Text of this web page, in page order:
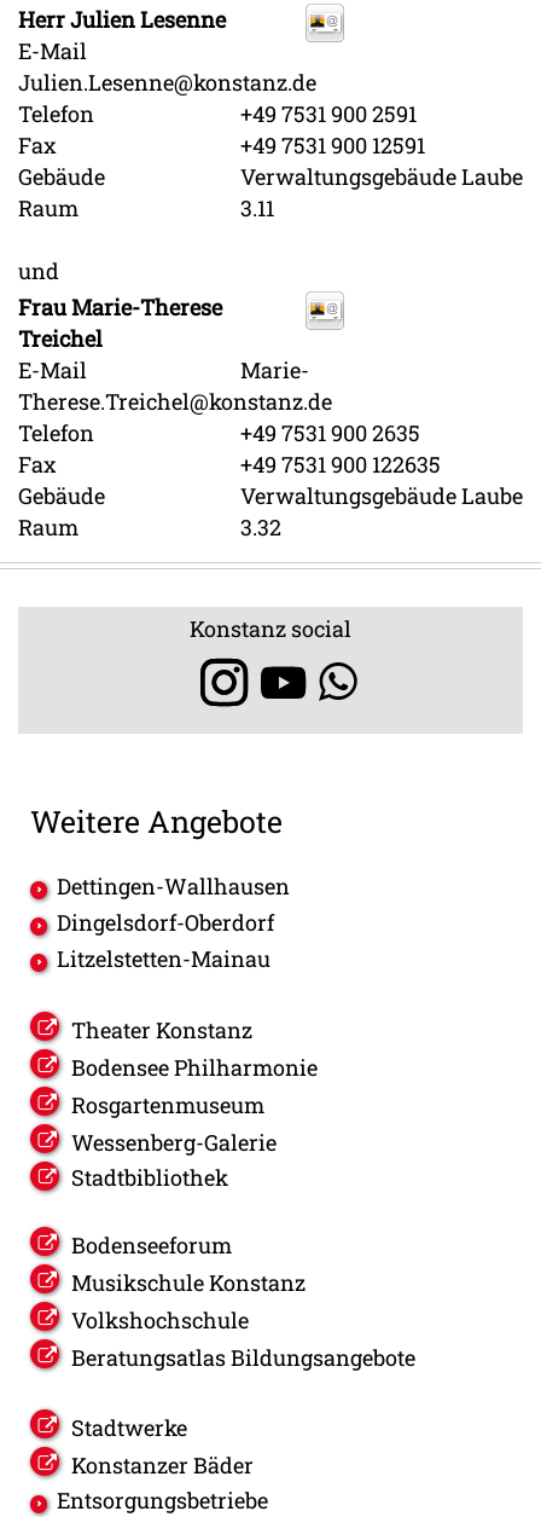
HerrJulienLesenne
E-Mail
Julien.Lesenne@konstanz.de
Telefon
+49 7531 900 2591
Fax
+49 7531 900 12591
Gebäude
Verwaltungsgebäude Laube
Raum
3.11
und
FrauMarie-Therese
Treichel
E-Mail
Marie-
Therese.Treichel@konstanz.de
Telefon
+49 7531 900 2635
Fax
+49 7531 900 122635
Gebäude
Verwaltungsgebäude Laube
Raum
3.32
Konstanz social
Weitere Angebote
Dettingen-Wallhausen
Dingelsdorf-Oberdorf
Litzelstetten-Mainau
Theater Konstanz
Bodensee Philharmonie
Rosgartenmuseum
Wessenberg-Galerie
Stadtbibliothek
Bodenseeforum
Musikschule Konstanz
Volkshochschule
Beratungsatlas Bildungsangebote
Stadtwerke
Konstanzer Bäder
Entsorgungsbetriebe